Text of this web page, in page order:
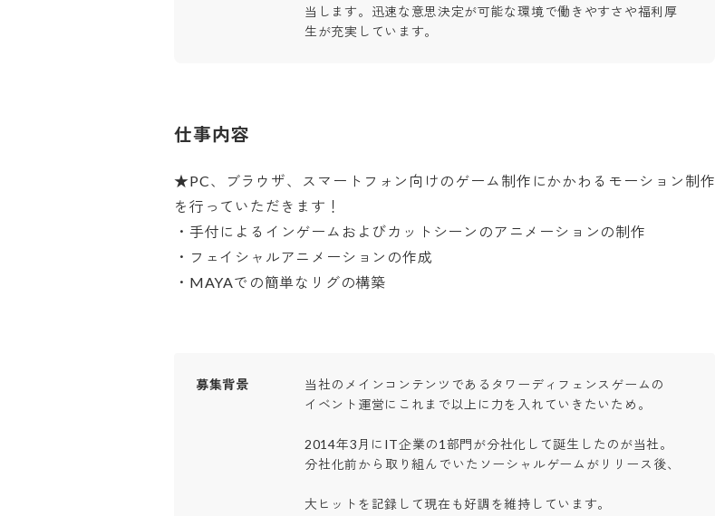
当します。迅速な意思決定が可能な環境で働きやすさや福利厚
生が充実しています。
仕事内容
★PC、ブラウザ、スマートフォン向けのゲーム制作にかかわるモーション制作
を行っていただきます！
・手付によるインゲームおよびカットシーンのアニメーションの制作
・フェイシャルアニメーションの作成
・MAYAでの簡単なリグの構築
募集背景
当社のメインコンテンツであるタワーディフェンスゲームの
イベント運営にこれまで以上に力を入れていきたいため。
2014年3月にIT企業の1部門が分社化して誕生したのが当社。
分社化前から取り組んでいたソーシャルゲームがリリース後、
大ヒットを記録して現在も好調を維持しています。